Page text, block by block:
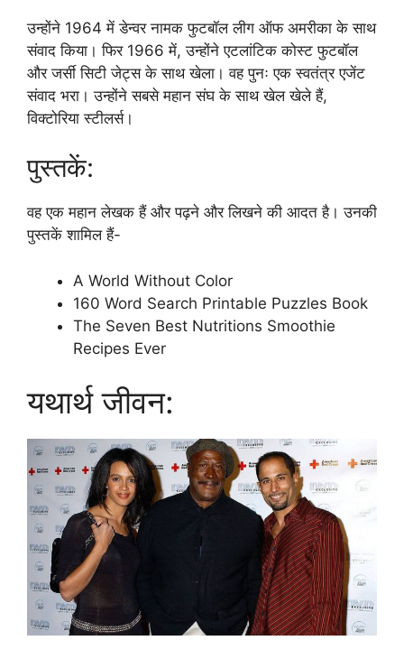
उन्होंने 1964 में डेन्वर नामक फुटबॉल लीग ऑफ अमरीका के साथ
संवाद किया। फिर 1966 में, उन्होंने एटलांटिक कोस्ट फुटबॉल
और जर्सी सिटी जेट्स के साथ खेला। वह पुनः एक स्वतंत्र एजेंट
संवाद भरा। उन्होंने सबसे महान संघ के साथ खेल खेले हैं,
विक्टोरिया स्टीलर्स।
पुस्तकें:
वह एक महान लेखक हैं और पढ़ने और लिखने की आदत है। उनकी
पुस्तकें शामिल हैं-
A World Without Color
160 Word Search Printable Puzzles Book
The Seven Best Nutritions Smoothie
Recipes Ever
यथार्थ जीवन: